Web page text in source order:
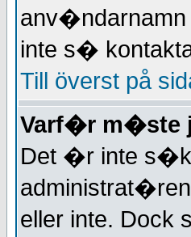
inte s�
Till överst på
Varf�r m�ste
Det �r inte
eller inte. Dock